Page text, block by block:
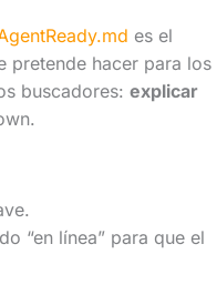
es el
pretende hacer para los
buscadores: explicar
“en línea” para que el